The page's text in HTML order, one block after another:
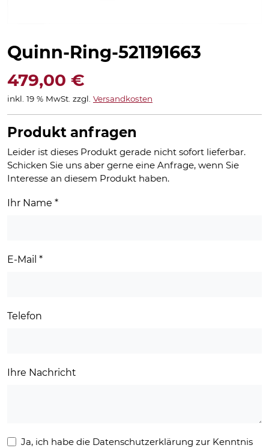
Quinn-Ring-521191663
479,00 €
inkl. 19 % MwSt. zzgl. Versandkosten
Produkt anfragen
Leider ist dieses Produkt gerade nicht sofort lieferbar.
Schicken Sie uns aber gerne eine Anfrage, wenn Sie
Interesse an diesem Produkt haben.
Ihr Name *
E-Mail *
Telefon
Ihre Nachricht
Ja, ich habe die Datenschutzerklärung zur Kenntnis